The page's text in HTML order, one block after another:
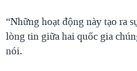
“Những hoạt động này tạo ra
lòng tin giữa hai quốc gia
nói.